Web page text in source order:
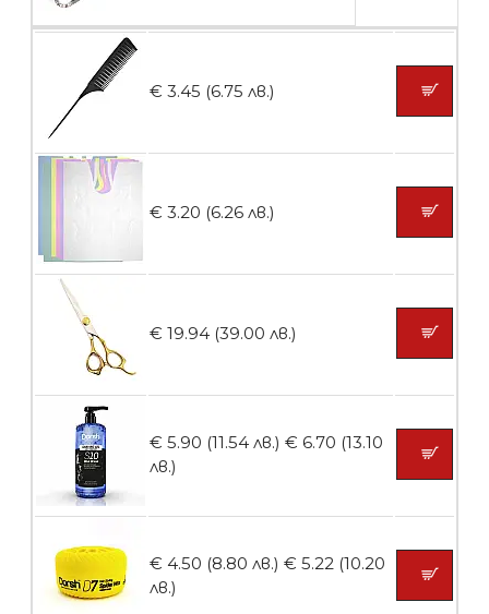
Ваничка за маникюр BMSPA1C
БЕЗПЛАТНО
Пила тип ренде
БЕЗПЛАТНО
Пила тип ренде 2в1
€ 3.45 (6.75 лв.)
€ 3.20 (6.26 лв.)
€ 19.94 (39.00 лв.)
€ 5.90 (11.54 лв.) € 6.70 (13.10
лв.)
€ 4.50 (8.80 лв.) € 5.22 (10.20
лв.)